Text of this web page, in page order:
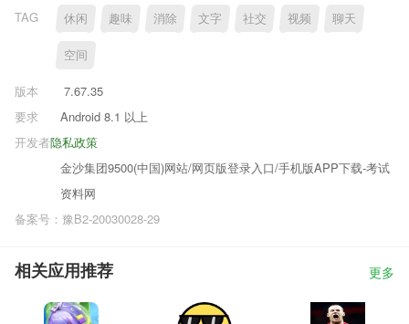
TAG 休闲 趣味 消除 文字 社交 视频 聊天
空间
版本
7.67.35
要求
Android 8.1 以上
隐私政策
开发者
金沙集团9500(中国)网站/网页版登录入口/手机版APP下载-考试
资料网
备案号：豫B2-20030028-29
相关应用推荐 更多